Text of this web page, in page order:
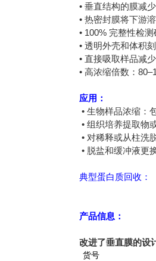
• 垂直结构的膜减
• 热密封膜将下游
• 100% 完整性检
• 透明外壳和体积
• 直接吸取样品减
• 高浓缩倍数：
应用：
• 生物样品浓缩：
• 组织培养提取物
• 对稀释或从柱洗
• 脱盐和缓冲液更
典型蛋白质回收：
产品信息：
改进了垂直膜的设
货号